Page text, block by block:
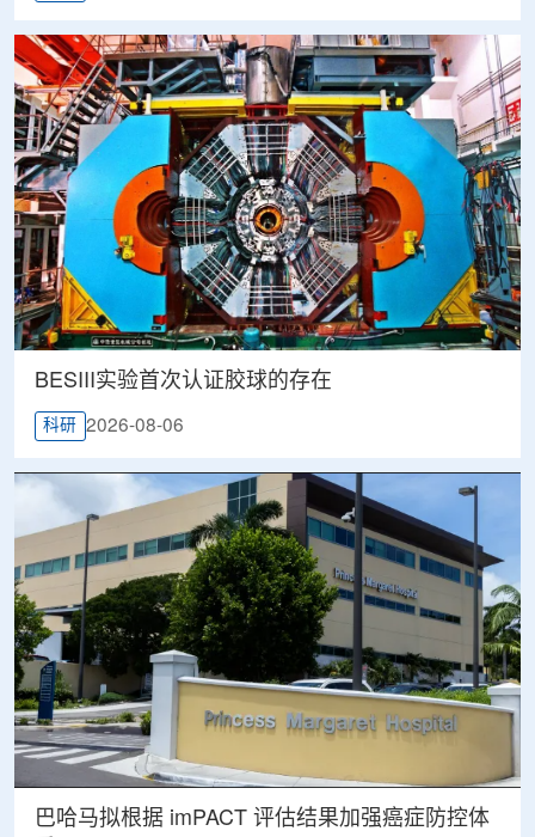
BESIII实验首次认证胶球的存在
科研 2026-08-06
巴哈马拟根据 imPACT 评估结果加强癌症防控体